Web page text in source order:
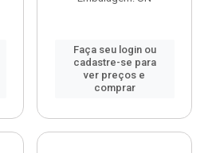
Faça seu login ou
cadastre-se para
ver preços e
comprar